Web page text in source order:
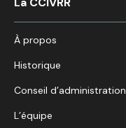
À propos
Historique
Conseil d’administration
L’équipe